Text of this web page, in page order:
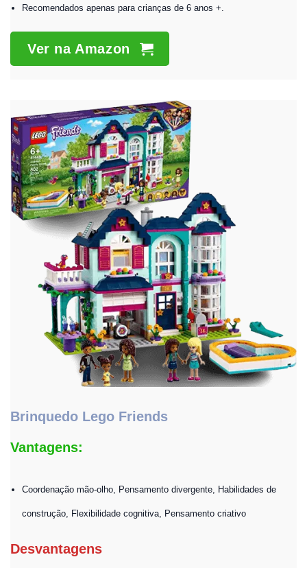
Recomendados apenas para crianças de 6 anos +.
Ver na Amazon
Brinquedo Lego Friends
Vantagens:
Coordenação mão-olho, Pensamento divergente, Habilidades de
construção, Flexibilidade cognitiva, Pensamento criativo
Desvantagens